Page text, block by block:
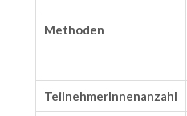
Methoden
TeilnehmerInnenanzahl